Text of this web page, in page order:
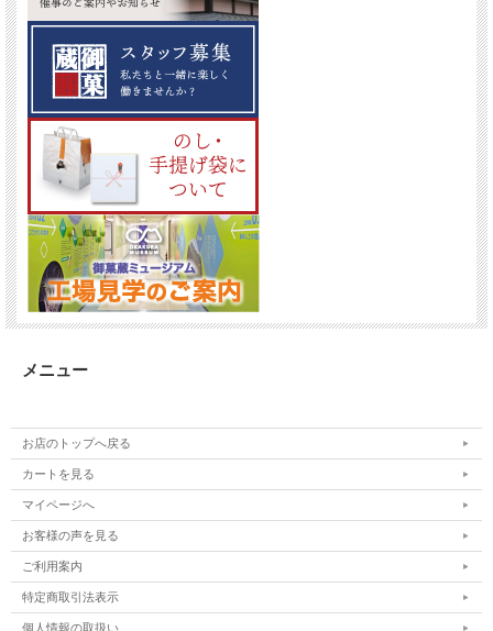
メニュー
お店のトップへ戻る
カートを見る
マイページへ
お客様の声を見る
ご利用案内
特定商取引法表示
個人情報の取扱い